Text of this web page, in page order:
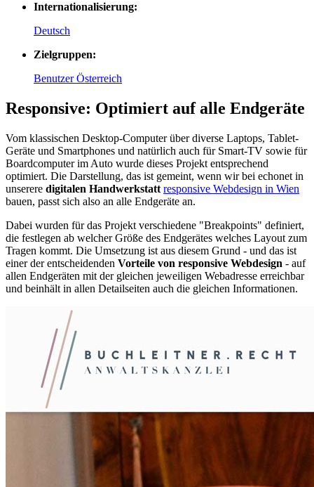
Internationalisierung:
Deutsch
Zielgruppen:
Benutzer Österreich
Responsive: Optimiert auf alle Endgeräte
Vom klassischen Desktop-Computer über diverse Laptops, Tablet-
Geräte und Smartphones und natürlich auch für Smart-TV sowie für
Boardcomputer im Auto wurde dieses Projekt entsprechend
optimiert. Die Darstellung, das ist gemeint, wenn wir bei echonet in
unserere digitalen Handwerkstatt responsive Webdesign in Wien
bauen, passt sich also an alle Endgeräte an.
Dabei wurden für das Projekt verschiedene "Breakpoints" definiert,
die festlegen ab welcher Größe des Endgerätes welches Layout zum
Tragen kommt. Die Umsetzung ist aus diesem Grund - und das ist
einer der entscheidenden Vorteile von responsive Webdesign - auf
allen Endgeräten mit der gleichen jeweiligen Webadresse erreichbar
und beinhält in allen Detailseiten auch die gleichen Informationen.